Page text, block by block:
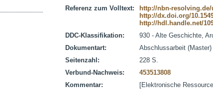
Referenz zum Volltext:
http://nbn-resolving.de/
http://dx.doi.org/
http://hdl.handle.net/
DDC-Klassifikation:
930 - Alte Geschichte,
Dokumentart:
Abschlussarbeit (Master)
Seitenzahl:
228 S.
Verbund-Nachweis:
453513808
Kommentar:
[Elektronische